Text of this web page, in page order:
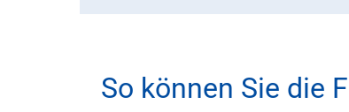
So können Sie die